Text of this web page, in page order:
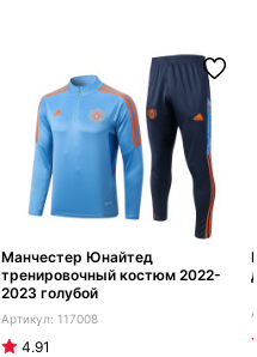
Манчестер Юнайтед
тренировочный костюм 2022-
2023 голубой
117008
4.91